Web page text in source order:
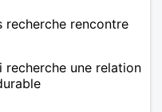
recherche rencontre
recherche une relation